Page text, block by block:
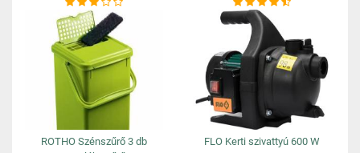
ROTHO Szénszűrő 3 db
FLO Kerti szivattyú 600 W